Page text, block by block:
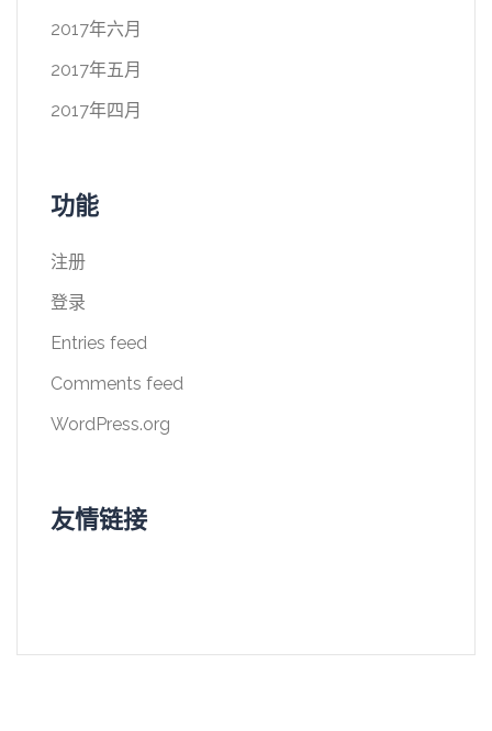
2017年六月
2017年五月
2017年四月
功能
注册
登录
Entries feed
Comments feed
WordPress.org
友情链接